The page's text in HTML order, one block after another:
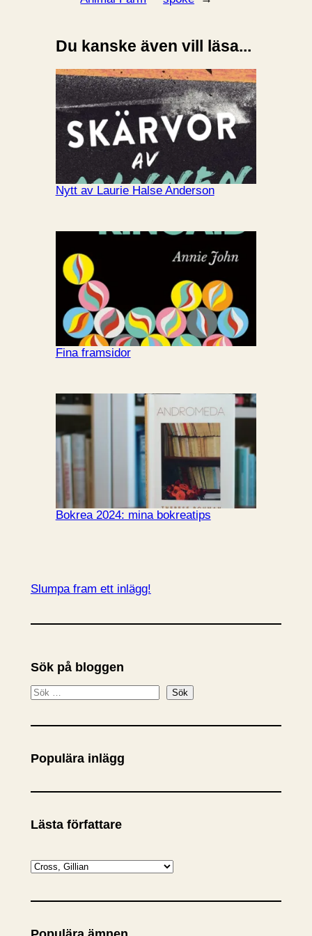
Du kanske även vill läsa...
Nytt av Laurie Halse Anderson
Fina framsidor
Bokrea 2024: mina bokreatips
Slumpa fram ett inlägg!
Sök på bloggen
S
k
Sök
Populära inlägg
Lästa författare
K
t